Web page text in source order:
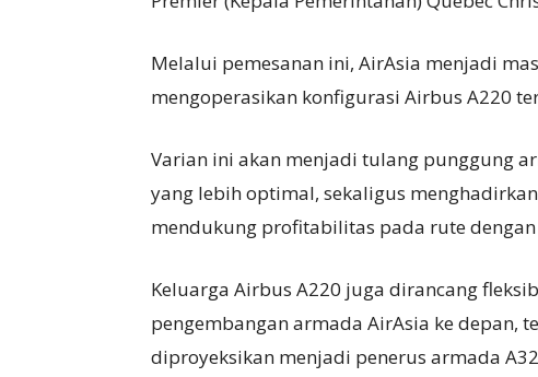
Melalui pemesanan ini, AirAsia menjadi
mengoperasikan konfigurasi Airbus A220
Varian ini akan menjadi tulang punggung
yang lebih optimal, sekaligus
mendukung profitabilitas pada rute
Keluarga Airbus A220 juga dirancang
pengembangan armada AirAsia ke depan,
diproyeksikan menjadi penerus armada